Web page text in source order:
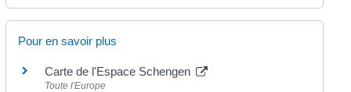
Pour en savoir plus
Carte de l'Espace Schengen
Toute l'Europe